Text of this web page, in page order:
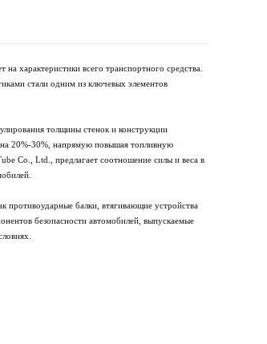
характеристики всего транспортного средства.
стали одним из ключевых элементов
толщины стенок и конструкции
на 20%-30%, напрямую повышая топливную
Co., Ltd., предлагает соотношение силы и веса в
противоударные балки, втягивающие устройства
безопасности автомобилей, выпускаемые